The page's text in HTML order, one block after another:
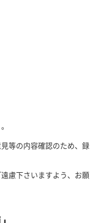
等の内容確認のため、録
慮下さいますよう、お願